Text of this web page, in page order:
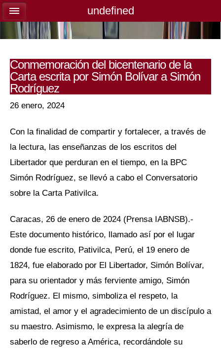
Conmemoración del bicentenario de la
Carta escrita por Simón Bolívar a Simón
Rodríguez
26 enero, 2024
Con la finalidad de compartir y fortalecer, a través de
la lectura, las enseñanzas de los escritos del
Libertador que perduran en el tiempo, en la BPC
Simón Rodríguez, se llevó a cabo el Conversatorio
sobre la Carta Pativilca.
Caracas, 26 de enero de 2024 (Prensa IABNSB).-
Este documento histórico, llamado así por el lugar
donde fue escrito, Pativilca, Perú, el 19 enero de
1824, fue elaborado por El Libertador, Simón Bolívar,
para su orientador y más ferviente amigo, Simón
Rodríguez. El mismo, simboliza el respeto, la
amistad, el amor y el agradecimiento de un discípulo a
su maestro. Asimismo, le expresa la alegría de
saberlo de regreso a América, recordándole su
undefined
undefined